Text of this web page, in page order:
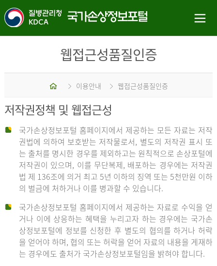
웹접근성품질인증
홈 이용안내 웹접근성품질인증
저작권정책 및 웹접근성
국가손상정보포털 홈페이지에서 제공하는 모든 자료는 저작
권법에 의하여 보호받는 저작물로서, 별도의 저작권 표시 또
는 출처를 명시한 경우를 제외하고는 원칙적으로 손상포털에
저작권이 있으며, 이를 무단복제, 배포하는 경우에는 저작권
법 제 136조에 의거 최고 5년 이하의 징역 또는 5천만원 이하
의 벌금에 처하거나 이를 병과할 수 있습니다.
국가손상정보포털 홈페이지에서 제공하는 자료로 수익을 얻
거나 이에 상응하는 혜택을 누리고자 하는 경우에는 국가손
상정보포털에 정보를 신청한 후 별도의 협의를 하거나 허락
을 얻어야 하며, 협의 또는 허락을 얻어 자료의 내용을 게재하
는 경우에도 출처가 국가손상정보포털임을 밝혀야 합니다.